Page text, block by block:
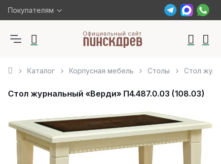
Покупателям
Каталог Корпусная мебель Столы Стол
Стол журнальный «Верди» П4.487.0.03 (108.03)